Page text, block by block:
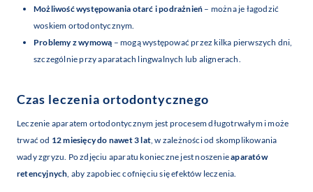
Możliwość występowania otarć i podrażnień – można je łagodzić
woskiem ortodontycznym.
Problemy z wymową – mogą występować przez kilka pierwszych dni,
szczególnie przy aparatach lingwalnych lub alignerach.
Czas leczenia ortodontycznego
Leczenie aparatem ortodontycznym jest procesem długotrwałym i może
trwać od 12 miesięcy do nawet 3 lat, w zależności od skomplikowania
wady zgryzu. Po zdjęciu aparatu konieczne jest noszenieaparatów
retencyjnych, aby zapobiec cofnięciu się efektów leczenia.